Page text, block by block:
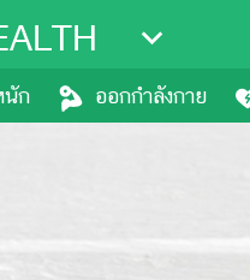
นัก ออกกำลังกาย